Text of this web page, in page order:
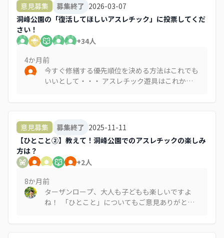
意見募集 募集終了 2026-03-07
洞峰公園の「復活してほしいアスレチック」に投票してくだ
さい！
+34人
4か月前
今すぐ修繕する優先順位を決める方法はこれでも
いいとして・・・ アスレチック遊具はこれから
峰公園全体の魅力も薄れていくと思うんですよ。
洞峰公園としてどんな遊具があるといいのか、ア
スレチック遊具に何を求められているか、たぶん
今の時代の新しい形があるはずですよね。 それ
なら、今から新しい魅力的な遊具のあり方を検討
ていかないとですよね。 そういうことをみんな
で知恵を出し合いながら検討していく、少し時間
はかかると思いますが、それこそが市民参加の分
意見募集 募集終了 2025-11-11
【ひとこと②】教えて！洞峰公園でのアスレチックの楽しみ
方は？
+2人
8か月前
ターザンロープ、大人も子どもも楽しいですよ
ね！ 「ひとこと」についてもご意見ありがとう